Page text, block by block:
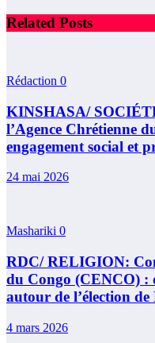
Related Posts
Rédaction 0
KINSHASA/
l’Agence Chrétienne
engagement social et
24 mai 2026
Mashariki 0
RDC/ RELIGION:
du Congo (CENCO) :
autour de l’élection
4 mars 2026